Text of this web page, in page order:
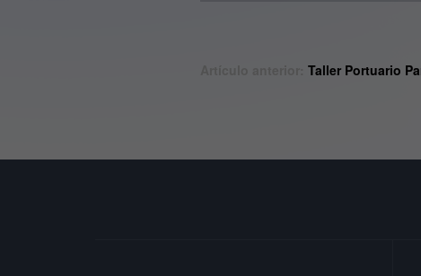
Artículo anterior:Taller Portuario